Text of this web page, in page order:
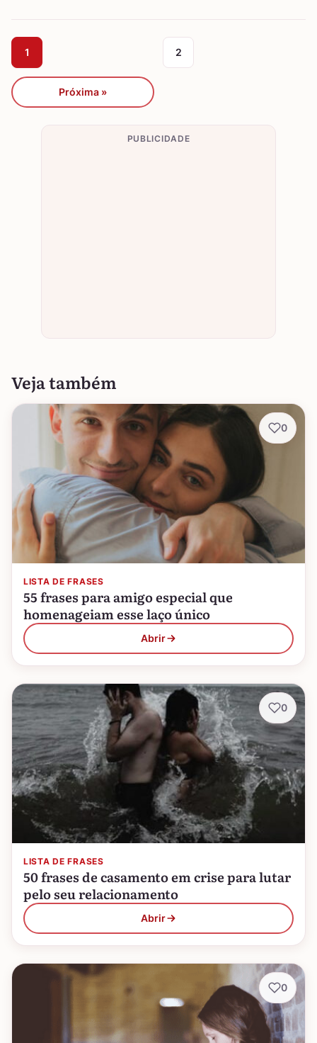
1 2
Próxima »
PUBLICIDADE
Veja também
LISTA DE FRASES
55 frases para amigo especial que
homenageiam esse laço único
Abrir
0
LISTA DE FRASES
50 frases de casamento em crise para lutar
pelo seu relacionamento
Abrir
0
0